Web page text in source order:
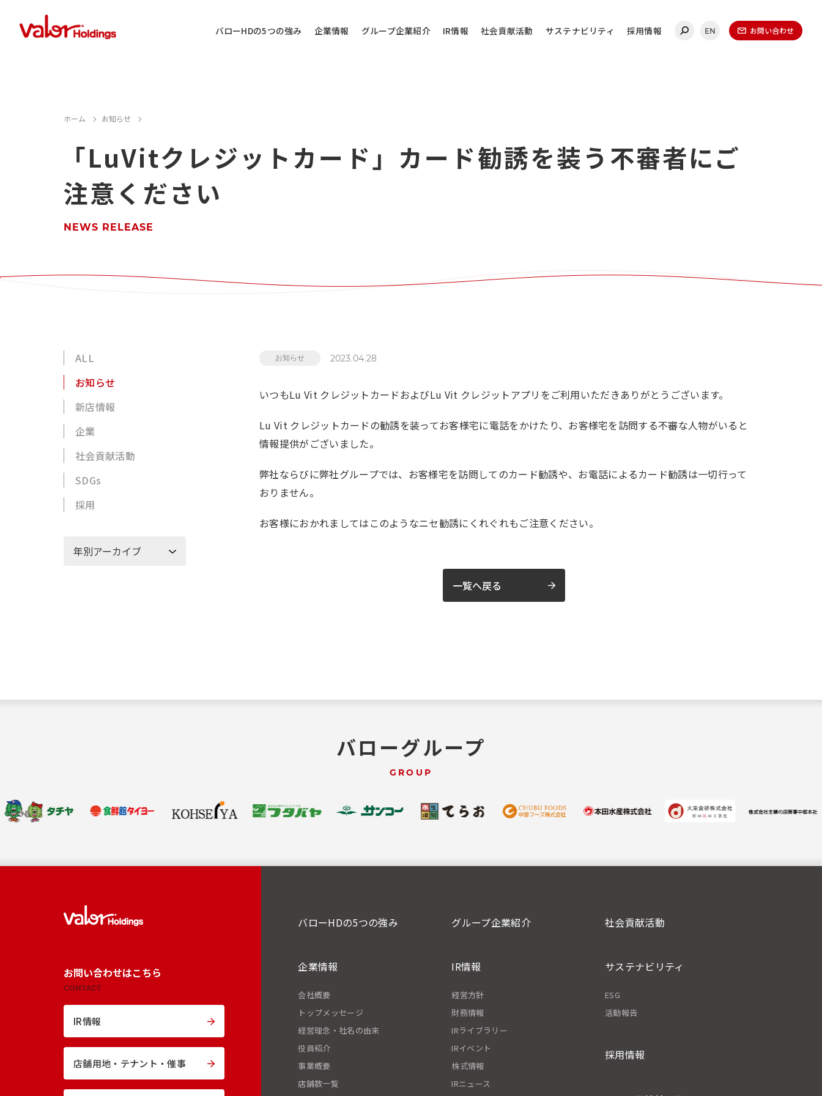
バローHDの5つの強み 企業情報 グループ企業紹介 IR情報 社会貢献活動 サステナビリティ 採用情報 EN お問い合わせ
IR情報に関するお問い合わせ
店舗用地・テナント・催事に関するお問い合わせ
M&A案件に関するお問い合わせ
店舗営業に関するお問い合わせ
当社代表電話にご連絡ください。
ホーム お知らせ
「LuVitクレジットカード」カード勧誘を装う不審者にご
注意ください
NEWS RELEASE
ALL
お知らせ
新店情報
企業
社会貢献活動
SDGs
採用
お知らせ 2023.04.28
いつもLu Vit クレジットカードおよびLu Vit クレジットアプリをご利用いただきありがとうございます。
Lu Vit クレジットカードの勧誘を装ってお客様宅に電話をかけたり、お客様宅を訪問する不審な人物がいると
情報提供がございました。
弊社ならびに弊社グループでは、お客様宅を訪問してのカード勧誘や、お電話によるカード勧誘は一切行って
おりません。
お客様におかれましてはこのようなニセ勧誘にくれぐれもご注意ください。
一覧へ戻る
バローグループ
GROUP
お問い合わせはこちら
CONTACT
IR情報
店舗用地・ テナント・催事
バローHDの5つの強み
企業情報
会社概要
トップメッセージ
経営理念・社名の由来
役員紹介
事業概要
店舗数一覧
グループ企業紹介
IR情報
経営方針
財務情報
IRライブラリー
IRイベント
株式情報
IRニュース
社会貢献活動
サステナビリティ
ESG
活動報告
採用情報